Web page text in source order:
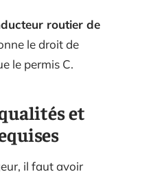
routier de
le droit de
le permis C.
et
il faut avoir